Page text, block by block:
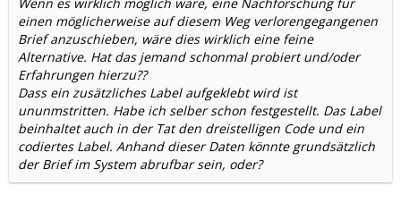
einen möglicherweise auf diesem Weg verlorengegangenen
Brief anzuschieben, wäre dies wirklich eine feine
Alternative. Hat das jemand schonmal probiert und/oder
Erfahrungen hierzu??
Dass ein zusätzliches Label aufgeklebt wird ist
ununmstritten. Habe ich selber schon festgestellt. Das Label
beinhaltet auch in der Tat den dreistelligen Code und ein
codiertes Label. Anhand dieser Daten könnte grundsätzlich
der Brief im System abrufbar sein, oder?